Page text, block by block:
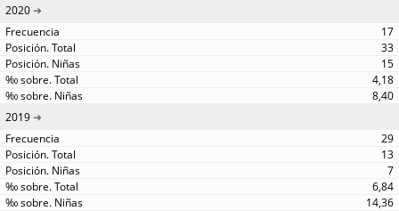
2020
17
33
15
4,18
8,40
2019
29
13
7
6,84
14,36